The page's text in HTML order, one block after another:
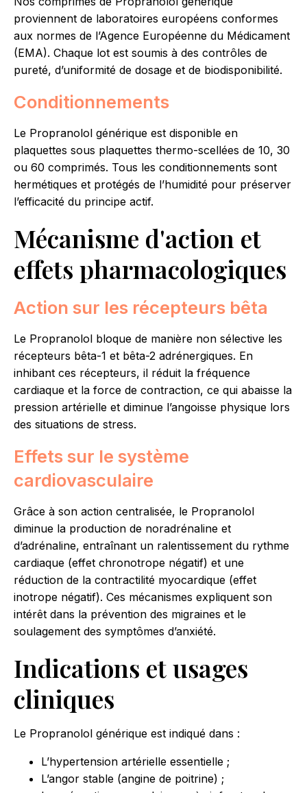
proviennent de laboratoires européens conformes
aux normes de l’Agence Européenne du Médicament
(EMA). Chaque lot est soumis à des contrôles de
pureté, d’uniformité de dosage et de biodisponibilité.
Conditionnements
Le Propranolol générique est disponible en
plaquettes sous plaquettes thermo-scellées de 10, 30
ou 60 comprimés. Tous les conditionnements sont
hermétiques et protégés de l’humidité pour préserver
l’efficacité du principe actif.
Mécanisme d'action et
effets pharmacologiques
Action sur les récepteurs bêta
Le Propranolol bloque de manière non sélective les
récepteurs bêta-1 et bêta-2 adrénergiques. En
inhibant ces récepteurs, il réduit la fréquence
cardiaque et la force de contraction, ce qui abaisse la
pression artérielle et diminue l’angoisse physique lors
des situations de stress.
Effets sur le système
cardiovasculaire
Grâce à son action centralisée, le Propranolol
diminue la production de noradrénaline et
d’adrénaline, entraînant un ralentissement du rythme
cardiaque (effet chronotrope négatif) et une
réduction de la contractilité myocardique (effet
inotrope négatif). Ces mécanismes expliquent son
intérêt dans la prévention des migraines et le
soulagement des symptômes d’anxiété.
Indications et usages
cliniques
Le Propranolol générique est indiqué dans :
L’hypertension artérielle essentielle ;
L’angor stable (angine de poitrine) ;